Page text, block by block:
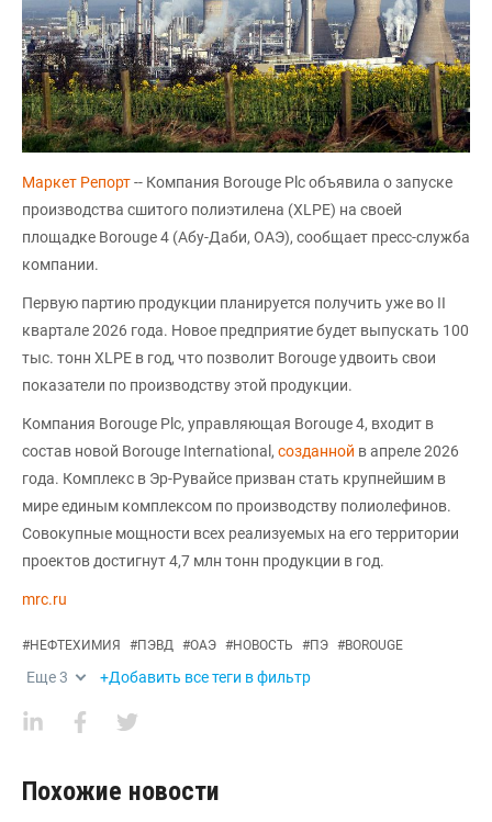
Маркет Репорт-- Компания Borouge Plc объявила о запуске
производства сшитого полиэтилена (XLPE) на своей
площадке Borouge 4 (Абу-Даби, ОАЭ), сообщает пресс-служба
компании.
Первую партию продукции планируется получить уже во II
квартале 2026 года. Новое предприятие будет выпускать 100
тыс. тонн XLPE в год, что позволит Borouge удвоить свои
показатели по производству этой продукции.
Компания Borouge Plc, управляющая Borouge 4, входит в
состав новой Borouge International, созданной в апреле 2026
года. Комплекс в Эр-Рувайсе призван стать крупнейшим в
мире единым комплексом по производству полиолефинов.
Совокупные мощности всех реализуемых на его территории
проектов достигнут 4,7 млн тонн продукции в год.
mrc.ru
#НЕФТЕХИМИЯ #ПЭВД #ОАЭ #НОВОСТЬ #ПЭ #BOROUGE
Еще3 +Добавить все теги в фильтр
Похожие новости